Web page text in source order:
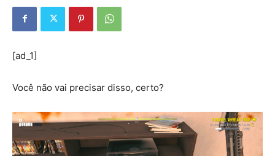
[ad_1]
Você não vai precisar disso, certo?